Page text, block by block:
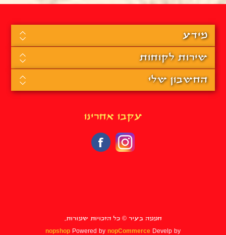
מידע
שירות לקוחות
החשבון שלי
עקבו אחרינו
חממה בעיר © כל הזכויות שמורות.
Powered by nopCommerce Develp by
nopshop